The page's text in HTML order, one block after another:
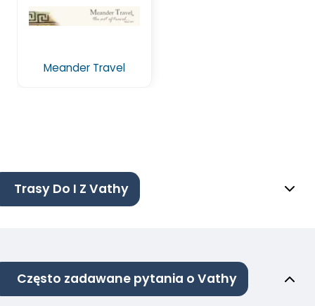
Meander Travel
Trasy Do I Z Vathy
Często zadawane pytania o Vathy